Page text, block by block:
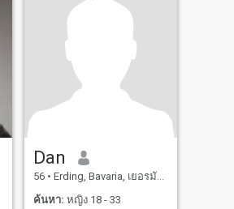
Dan
56 • Erding, Bavaria, เยอรมันนี
ค้นหา: หญิง 18 - 33